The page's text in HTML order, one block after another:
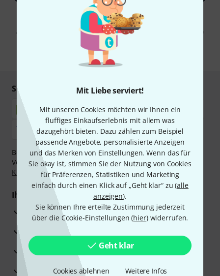
Mit Liebe serviert!
Mit unseren Cookies möchten wir Ihnen ein
fluffiges Einkaufserlebnis mit allem was
dazugehört bieten. Dazu zählen zum Beispiel
passende Angebote, personalisierte Anzeigen
und das Merken von Einstellungen. Wenn das für
Sie okay ist, stimmen Sie der Nutzung von Cookies
für Präferenzen, Statistiken und Marketing
einfach durch einen Klick auf „Geht klar“ zu (alle
anzeigen).
Sie können Ihre erteilte Zustimmung jederzeit
über die Cookie-Einstellungen (hier) widerrufen.
Geht klar
Cookies ablehnen Weitere Infos
Mit Klick auf „Jetzt anmelden“ stimmen Sie dem Erhalt von E-Mail-
Werbung und einer Messung des E-Mail-Nutzungsverhaltens zu. Die
Abmeldung ist jederzeit möglich. Weitere Informationen finden Sie in
Datenschutzhinweisen
* Pflichtfeld
Sicher einkaufen & bezahlen
Bezahlen Sie vertraulich und sicher per Nachnahme,
Vorkasse, PayPal, Amazon Pay,Klarna Sofort bezahlen,
Klarna Ratenzahlungoder Kreditkarte.
Ihre Vorteile
3 Jahre Thomann Garantie
30 Tage Money-Back-Garantie
Reparaturservice
Beratung durch Fachexperten